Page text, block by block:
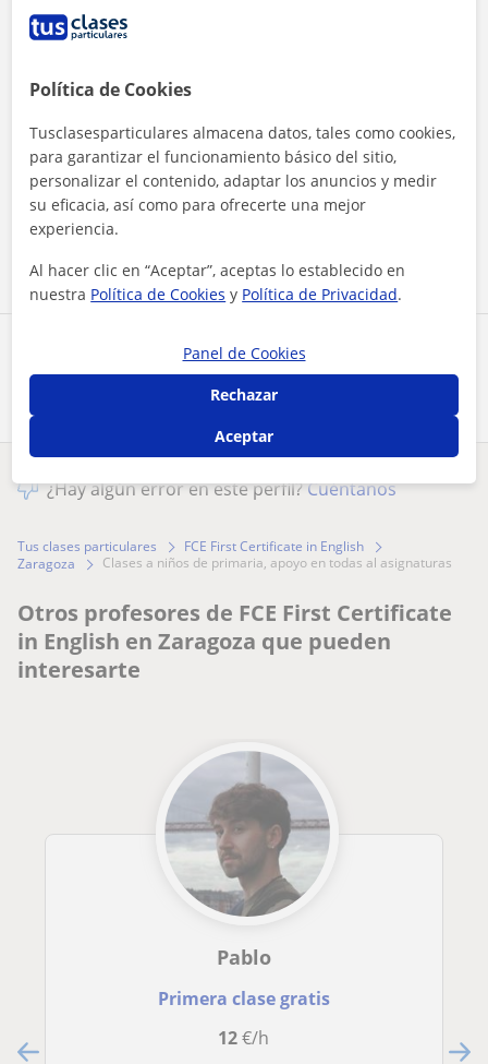
Comparte a este profesor
Al hacer clic, aceptas nuestro aviso legaly deprivacidad
¿Hay algún error en este perfil?Cuéntanos
Tus clases particulares
FCE First Certificate in English
Zaragoza
clases a niños de primaria, apoyo en todas al asignaturas
Otros profesores de FCE First Certificate
in English en Zaragoza que pueden
interesarte
Pablo
Primera clase gratis
12€/h
Política de Cookies
Tusclasesparticulares almacena datos, tales como cookies,
para garantizar el funcionamiento básico del sitio,
personalizar el contenido, adaptar los anuncios y medir
su eficacia, así como para ofrecerte una mejor
experiencia.
Al hacer clic en “Aceptar”, aceptas lo establecido en
nuestra Política de Cookies y Política de Privacidad.
Panel de Cookies
Rechazar
Aceptar